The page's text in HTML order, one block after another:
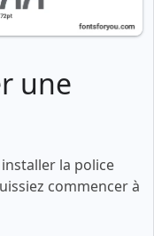
une
la police
commencer à